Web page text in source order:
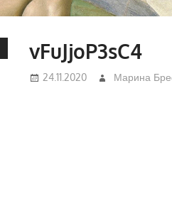
vFuJjoP3sC4
24.11.2020 Марина